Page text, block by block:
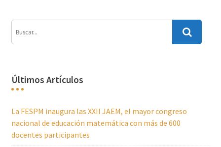
Últimos Artículos
La FESPM inaugura las XXII JAEM, el mayor congreso
nacional de educación matemática con más de 600
docentes participantes